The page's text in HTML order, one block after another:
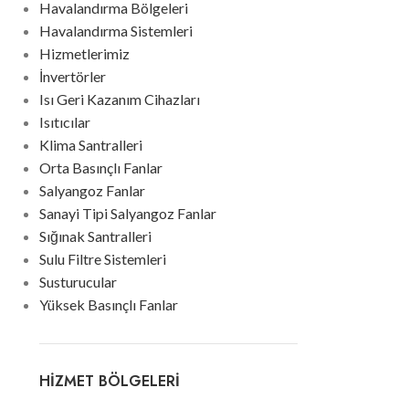
Havalandırma Bölgeleri
Havalandırma Sistemleri
Hizmetlerimiz
İnvertörler
Isı Geri Kazanım Cihazları
Isıtıcılar
Klima Santralleri
Orta Basınçlı Fanlar
Salyangoz Fanlar
Sanayi Tipi Salyangoz Fanlar
Sığınak Santralleri
Sulu Filtre Sistemleri
Susturucular
Yüksek Basınçlı Fanlar
HIZMET BÖLGELERI